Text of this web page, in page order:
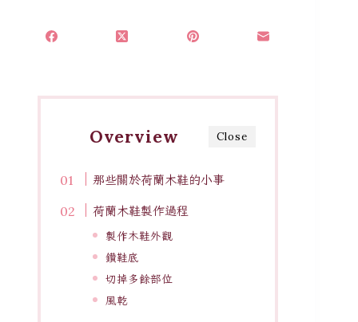
Close
Overview
那些關於荷蘭木鞋的小事
荷蘭木鞋製作過程
製作木鞋外觀
鑽鞋底
切掉多餘部位
風乾